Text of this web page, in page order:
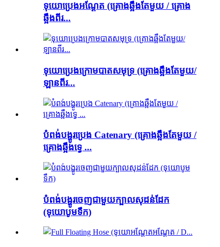
ទុយោប្រេងអណ្តែត (គ្រោងឆ្អឹងតែមួយ / គ្រោង
ឆ្អឹងពីរ...
ទុយោប្រេងក្រោមបាតសមុទ្រ (គ្រោងឆ្អឹងតែមួយ/
ឡានពីរ...
បំពង់បង្ហូរប្រេង Catenary (គ្រោងឆ្អឹងតែមួយ /
គ្រោងឆ្អឹងទ្វេ ...
បំពង់បង្ហូរចេញជាមួយក្បាលសុដន់ដែក
(ទុយោបូមទឹក)